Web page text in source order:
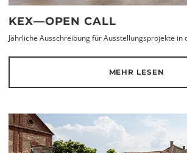
KEX—OPEN CALL
Jährliche Ausschreibung für Ausstellungsprojekte in
MEHR LESEN